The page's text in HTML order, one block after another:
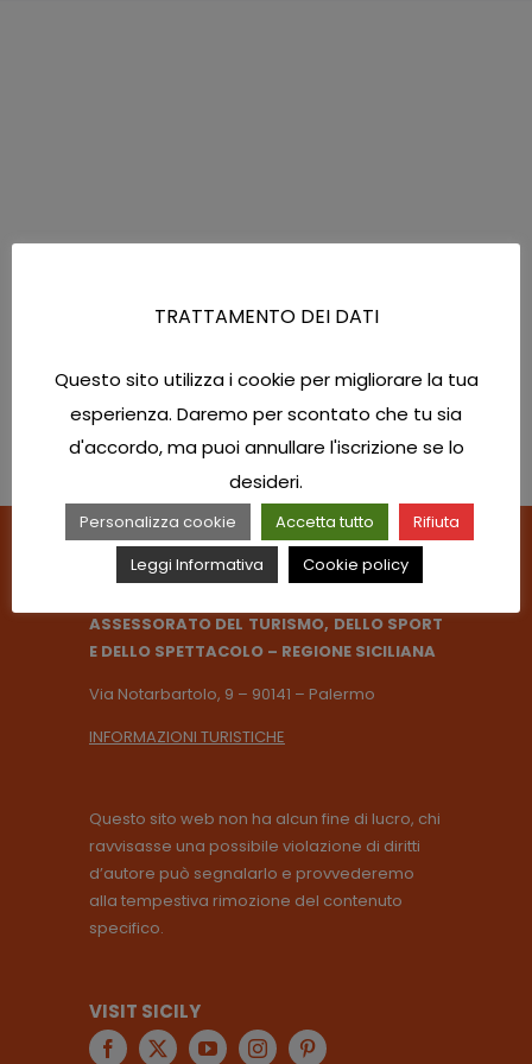
ASSESSORATO DEL TURISMO, DELLO SPORT
E DELLO SPETTACOLO – REGIONE SICILIANA
Via Notarbartolo, 9 – 90141 – Palermo
INFORMAZIONI TURISTICHE
Questo sito web non ha alcun fine di lucro, chi
ravvisasse una possibile violazione di diritti
d’autore può segnalarlo e provvederemo
alla tempestiva rimozione del contenuto
specifico.
VISIT SICILY
TRATTAMENTO DEI DATI
Questo sito utilizza i cookie per migliorare la tua
esperienza. Daremo per scontato che tu sia
d'accordo, ma puoi annullare l'iscrizione se lo
desideri.
Personalizza cookie Accetta tutto
Rifiuta
Leggi Informativa
Cookie policy